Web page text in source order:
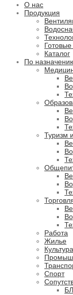
О нас
Продукция
Каталог
По
Туризм
Работа
Жилье
Культура
Спорт